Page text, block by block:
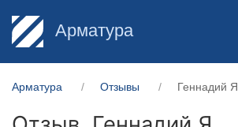
Арматура
Арматура Отзывы Геннадий Я.